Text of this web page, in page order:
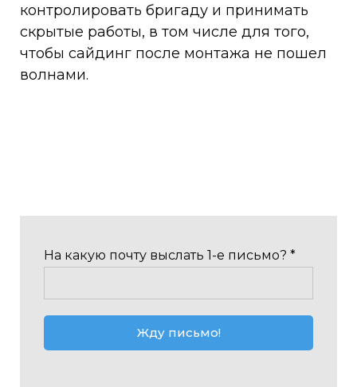
контролировать бригаду и принимать
скрытые работы, в том числе для того,
чтобы сайдинг после монтажа не пошел
волнами.
На какую почту выслать 1-е письмо? *
Жду письмо!